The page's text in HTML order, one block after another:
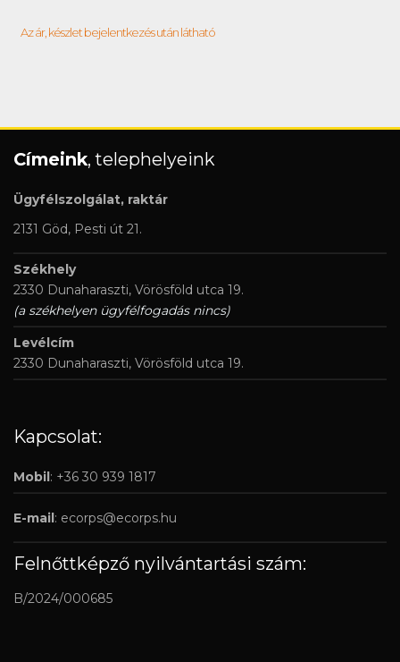
Az ár, készlet bejelentkezés után látható
Címeink, telephelyeink
Ügyfélszolgálat, raktár
2131 Göd, Pesti út 21.
Székhely
2330 Dunaharaszti, Vörösföld utca 19.
(a székhelyen ügyfélfogadás nincs)
Levélcím
2330 Dunaharaszti, Vörösföld utca 19.
Kapcsolat:
Mobil: +36 30 939 1817
E-mail: ecorps@ecorps.hu
Felnőttképző nyilvántartási szám:
B/2024/000685